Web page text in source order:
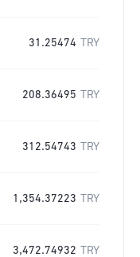
31.25474 TRY
208.36495 TRY
312.54743 TRY
1,354.37223 TRY
3,472.74932 TRY